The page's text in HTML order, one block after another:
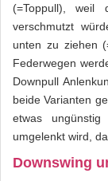
(=Toppull),
verschmutzt
unten zu ziehen
Federwegen
Downpull
beide Varianten
etwas
umgelenkt wird,
Downswing